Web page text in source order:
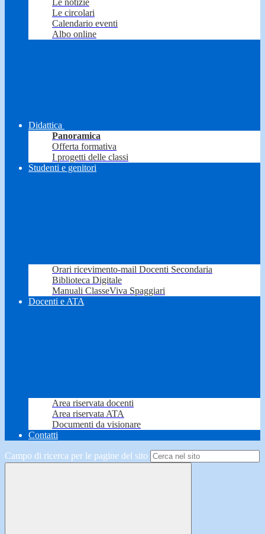
Le notizie
Le circolari
Calendario eventi
Albo online
Didattica
Panoramica
Offerta formativa
I progetti delle classi
Studenti e genitori
Orari ricevimento-mail Docenti Secondaria
Biblioteca Digitale
Manuali ClasseViva Spaggiari
Docenti e ATA
Area riservata docenti
Area riservata ATA
Documenti da visionare
Contatti
Campo di ricerca per le pagine del sito